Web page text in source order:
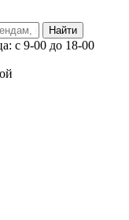
с 9-00 до 18-00